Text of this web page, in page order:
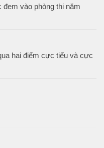
vào phòng thi năm
hai điểm cực tiểu và cực